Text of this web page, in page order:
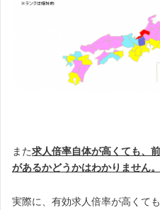
また求人倍率自体が高くても、
があるかどうかはわかりません。
実際に、有効求人倍率が高くて